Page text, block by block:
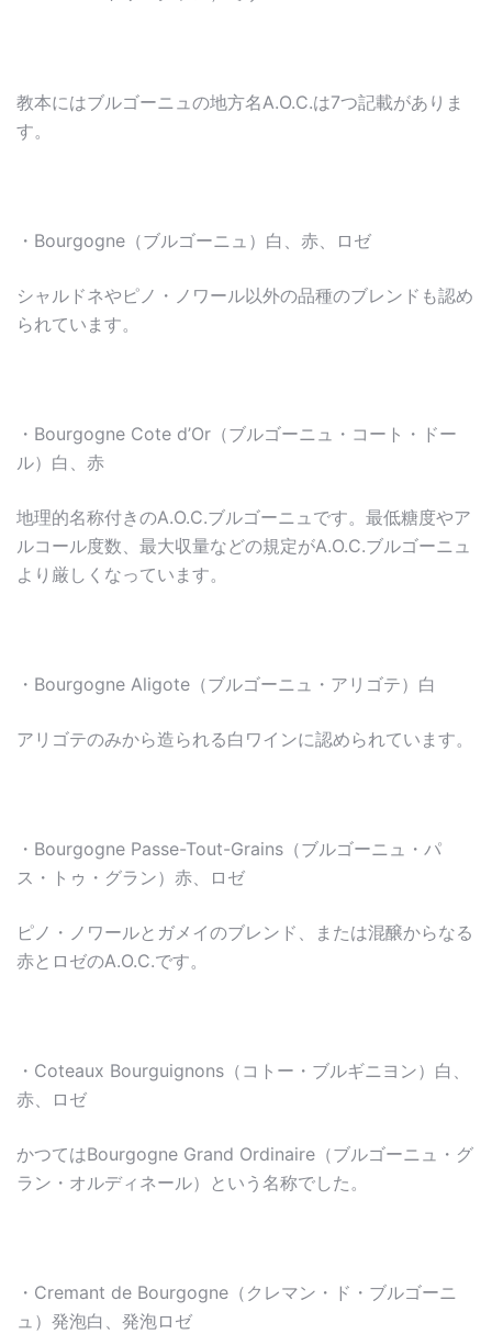
教本にはブルゴーニュの地方名A.O.C.は7つ記載がありま
す。
・Bourgogne（ブルゴーニュ）白、赤、ロゼ
シャルドネやピノ・ノワール以外の品種のブレンドも認め
られています。
・Bourgogne Cote d’Or（ブルゴーニュ・コート・ドー
ル）白、赤
地理的名称付きのA.O.C.ブルゴーニュです。最低糖度やア
ルコール度数、最大収量などの規定がA.O.C.ブルゴーニュ
より厳しくなっています。
・Bourgogne Aligote（ブルゴーニュ・アリゴテ）白
アリゴテのみから造られる白ワインに認められています。
・Bourgogne Passe-Tout-Grains（ブルゴーニュ・パ
ス・トゥ・グラン）赤、ロゼ
ピノ・ノワールとガメイのブレンド、または混醸からなる
赤とロゼのA.O.C.です。
・Coteaux Bourguignons（コトー・ブルギニヨン）白、
赤、ロゼ
かつてはBourgogne Grand Ordinaire（ブルゴーニュ・グ
ラン・オルディネール）という名称でした。
・Cremant de Bourgogne（クレマン・ド・ブルゴーニ
ュ）発泡白、発泡ロゼ